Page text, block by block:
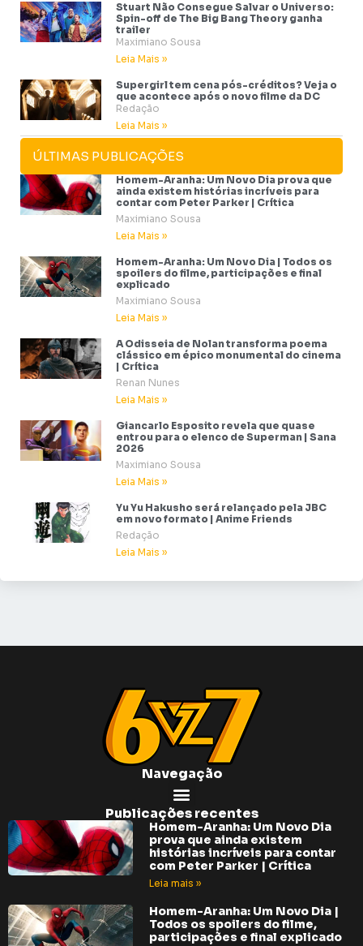
Stuart Não Consegue Salvar o Universo:
Spin-off de The Big Bang Theory ganha
trailer
Maximiano Sousa
Leia Mais »
Supergirl tem cena pós-créditos? Veja o
que acontece após o novo filme da DC
Redação
Leia Mais »
ÚLTIMAS PUBLICAÇÕES
Homem-Aranha: Um Novo Dia prova que
ainda existem histórias incríveis para
contar com Peter Parker | Crítica
Maximiano Sousa
Leia Mais »
Homem-Aranha: Um Novo Dia | Todos os
spoilers do filme, participações e final
explicado
Maximiano Sousa
Leia Mais »
A Odisseia de Nolan transforma poema
clássico em épico monumental do cinema
| Crítica
Renan Nunes
Leia Mais »
Giancarlo Esposito revela que quase
entrou para o elenco de Superman | Sana
2026
Maximiano Sousa
Leia Mais »
Yu Yu Hakusho será relançado pela JBC
em novo formato | Anime Friends
Redação
Leia Mais »
Navegação
Publicações recentes
Homem-Aranha: Um Novo Dia
prova que ainda existem
histórias incríveis para contar
com Peter Parker | Crítica
Leia mais »
Homem-Aranha: Um Novo Dia |
Todos os spoilers do filme,
participações e final explicado